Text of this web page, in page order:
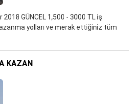
2018 GÜNCEL 1,500 - 3000 TL iş
yolları ve merak ettiğiniz tüm
KAZAN